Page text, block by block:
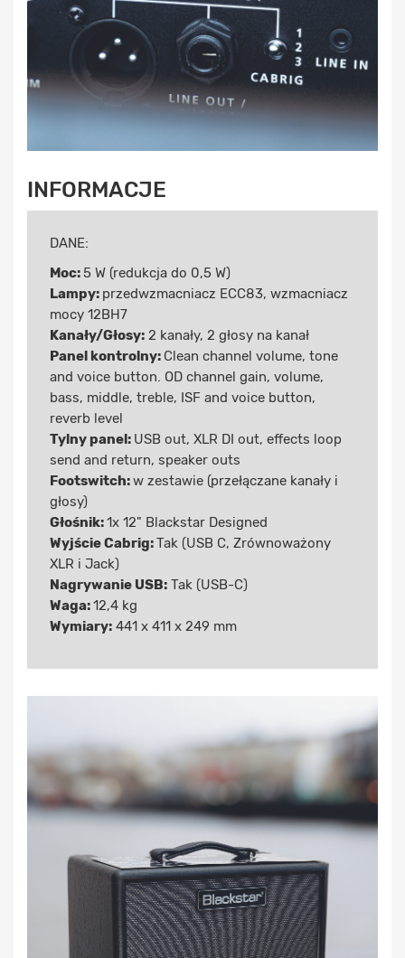
INFORMACJE
DANE:
Moc:5 W (redukcja do 0,5 W)
Lampy: przedwzmacniacz ECC83, wzmacniacz
mocy 12BH7
Kanały/Głosy: 2 kanały, 2 głosy na kanał
Panel kontrolny: Clean channel volume, tone
and voice button. OD channel gain, volume,
bass, middle, treble, ISF and voice button,
reverb level
Tylny panel: USB out, XLR DI out, effects loop
send and return, speaker outs
Footswitch:w zestawie (przełączane kanały i
głosy)
Głośnik:1x 12" Blackstar Designed
Wyjście Cabrig:Tak (USB C, Zrównoważony
XLR i Jack)
Nagrywanie USB: Tak (USB-C)
Waga:12,4 kg
Wymiary: 441 x 411 x 249 mm